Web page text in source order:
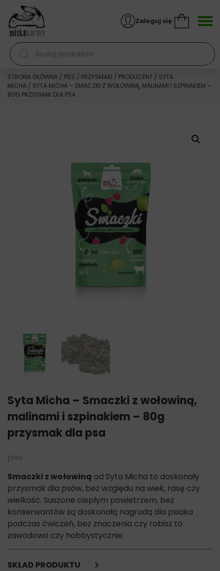
Skocz do treści
Wyszukiwarka produktów
Zaloguj się
STRONA GŁÓWNA / PIES / PRZYSMAKI / PRODUCENT / SYTA
MICHA / SYTA MICHA – SMACZKI Z WOŁOWINĄ, MALINAMI I SZPINAKIEM –
80G PRZYSMAK DLA PSA
Syta Micha – Smaczki z wołowiną,
malinami i szpinakiem – 80g
przysmak dla psa
pies
Smaczki z wołowiną od Syta Micha to doskonały
przysmak dla psów, bez względu na wiek, rasę czy
wielkość. Suszone ciepłym powietrzem, bez
konserwantów są doskonałą nagrodą dla psiaka
podczas ćwiczeń, bez znaczenia czy robisz to
zawodowo czy hobbystycznie
SKŁAD PRODUKTU